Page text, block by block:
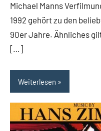
Michael Manns
1992 gehört zu den
90er Jahre. Ähnliches
[…]
Weiterlesen